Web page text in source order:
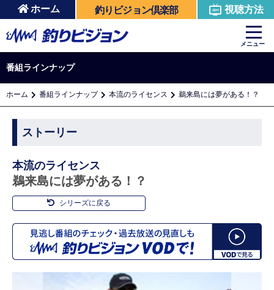
ホーム 釣りビジョン倶楽部 視聴方法
メニュー
番組ラインナップ
ホーム 番組ラインナップ 本流のライセンス 鵜来島には夢がある！？
ストーリー
本流のライセンス
鵜来島には夢がある！？
シリーズに戻る